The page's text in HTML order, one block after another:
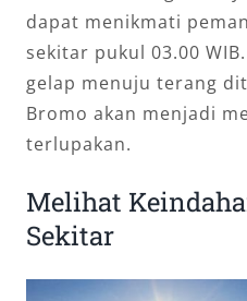
dapat menikmati
sekitar pukul 03.00
gelap menuju terang
Bromo akan menjadi
terlupakan.
Melihat
Sekitar